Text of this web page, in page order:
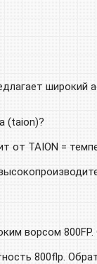
(taion)?
от TAION =
ворсом
800flp.